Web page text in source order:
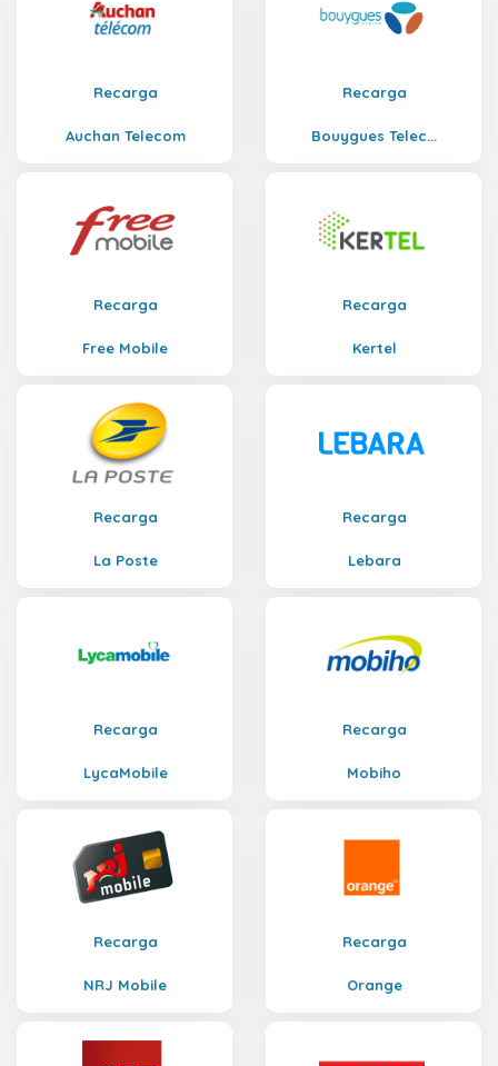
Recarga
Auchan Telecom
Recarga
Bouygues Telec...
Recarga
Free Mobile
Recarga
Kertel
Recarga
La Poste
Recarga
Lebara
Recarga
LycaMobile
Recarga
Mobiho
Recarga
NRJ Mobile
Recarga
Orange